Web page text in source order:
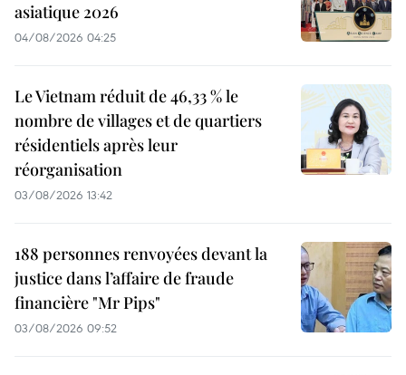
asiatique 2026
04/08/2026 04:25
Le Vietnam réduit de 46,33 % le
nombre de villages et de quartiers
résidentiels après leur
réorganisation
03/08/2026 13:42
188 personnes renvoyées devant la
justice dans l’affaire de fraude
financière "Mr Pips"
03/08/2026 09:52